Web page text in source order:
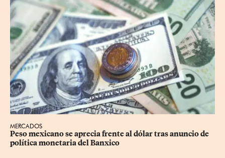
MERCADOS
Peso mexicano se aprecia frente al dólar tras anuncio de
política monetaria del Banxico